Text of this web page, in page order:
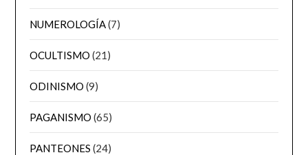
NUMEROLOGÍA(7)
OCULTISMO (21)
ODINISMO (9)
PAGANISMO (65)
PANTEONES (24)